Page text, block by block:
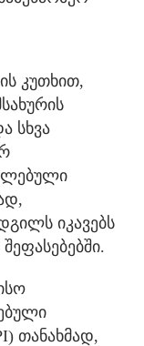
კუთხით,
სხვა
იკავებს
თანახმად,